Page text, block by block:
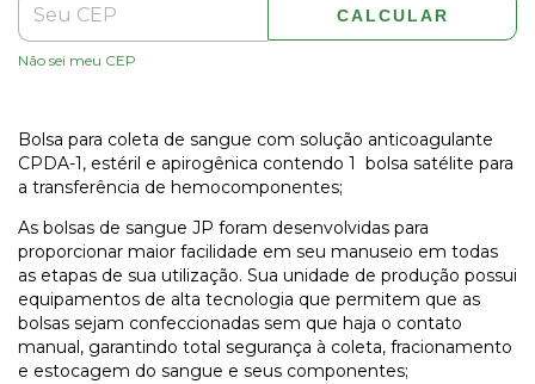
CALCULAR
Não sei meu CEP
Bolsa para coleta de sangue com solução anticoagulante
CPDA-1, estéril e apirogênica contendo 1 bolsa satélite para
a transferência de hemocomponentes;
As bolsas de sangue JP foram desenvolvidas para
proporcionar maior facilidade em seu manuseio em todas
as etapas de sua utilização. Sua unidade de produção possui
equipamentos de alta tecnologia que permitem que as
bolsas sejam confeccionadas sem que haja o contato
manual, garantindo total segurança à coleta, fracionamento
e estocagem do sangue e seus componentes;